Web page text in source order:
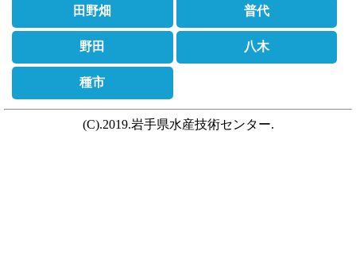
田野畑 普代
野田 八木
種市
(C).2019.岩手県水産技術センター.